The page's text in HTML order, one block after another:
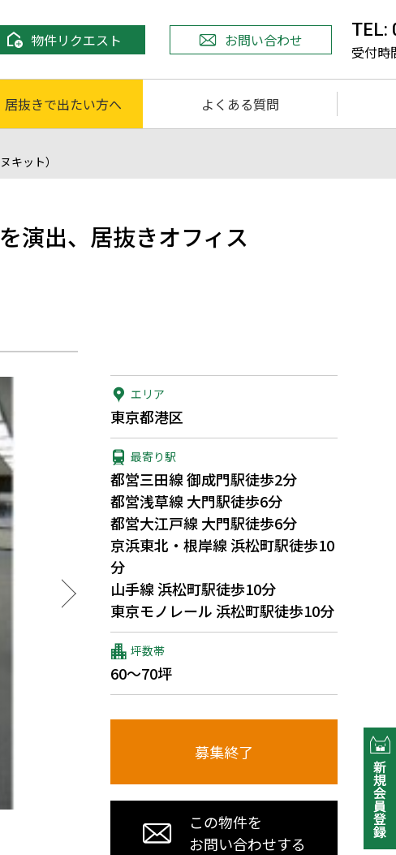
物件リクエスト お問い合わせ TEL:
受付時
居抜きで出たい方へ よくある質問
キット）
演出、居抜きオフィス
エリア
東京都港区
最寄り駅
都営三田線 御成門駅徒歩2分
都営浅草線 大門駅徒歩6分
都営大江戸線 大門駅徒歩6分
京浜東北・根岸線 浜松町駅徒歩10
分
山手線 浜松町駅徒歩10分
東京モノレール 浜松町駅徒歩10分
坪数帯
60～70坪
募集終了
この物件を
お問い合わせする